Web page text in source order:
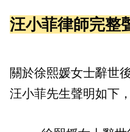
汪小菲律師完整
關於徐熙媛女士辭世
汪小菲先生聲明如下